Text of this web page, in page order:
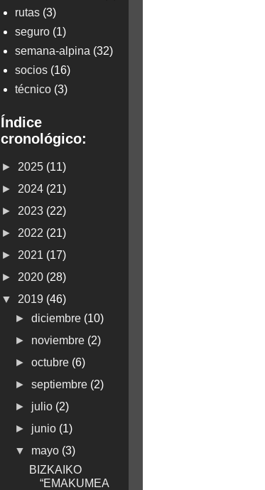
rutas (3)
seguro (1)
semana-alpina (32)
socios (16)
técnico (3)
Índice
cronológico:
► 2025 (11)
► 2024 (21)
► 2023 (22)
► 2022 (21)
► 2021 (17)
► 2020 (28)
▼ 2019 (46)
►diciembre (10)
► noviembre (2)
►octubre (6)
►septiembre (2)
► julio (2)
► junio (1)
▼ mayo (3)
BIZKAIKO
“EMAKUMEA